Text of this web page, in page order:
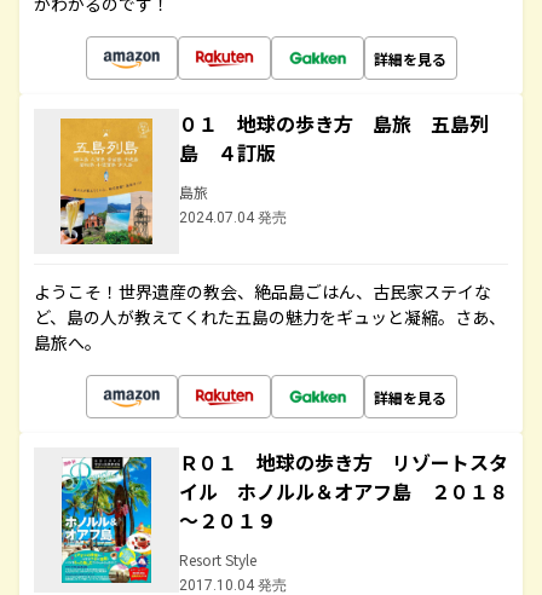
詳細を見る
０１ 地球の歩き方 島旅 五島列
島 ４訂版
島旅
2024.07.04 発売
ようこそ！世界遺産の教会、絶品島ごはん、古民家ステイな
ど、島の人が教えてくれた五島の魅力をギュッと凝縮。さあ、
島旅へ。
詳細を見る
Ｒ０１ 地球の歩き方 リゾートスタ
イル ホノルル＆オアフ島 ２０１８
～２０１９
Resort Style
2017.10.04 発売